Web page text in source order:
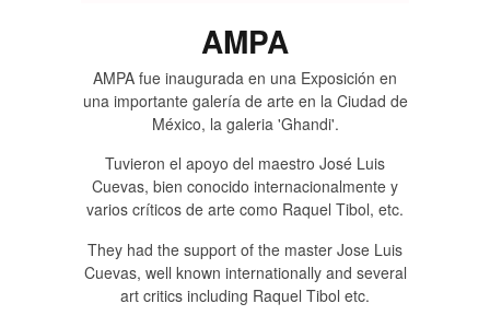
AMPA
AMPA fue inaugurada en una Exposición en
una importante galería de arte en la Ciudad de
México, la galeria 'Ghandi'.
Tuvieron el apoyo del maestro José Luis
Cuevas, bien conocido internacionalmente y
varios críticos de arte como Raquel Tibol, etc.
They had the support of the master Jose Luis
Cuevas, well known internationally and several
art critics including Raquel Tibol etc.